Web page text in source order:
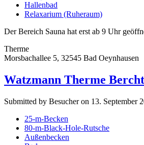
Hallenbad
Relaxarium (Ruheraum)
Der Bereich Sauna hat erst ab 9 Uhr
Therme
Morsbachallee 5, 32545 Bad Oeynhausen
Watzmann Therme
Submitted by Besucher on 13. September
25-m-Becken
80-m-Black-Hole-Rutsche
Außenbecken